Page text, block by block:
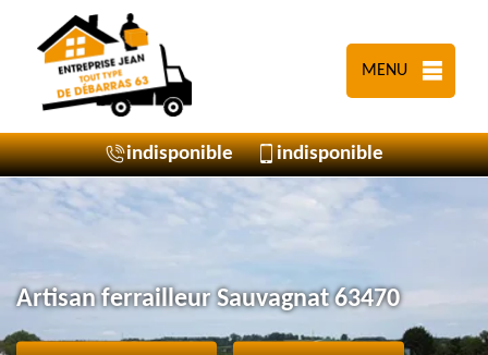
MENU
indisponible indisponible
Artisan ferrailleur Sauvagnat 63470